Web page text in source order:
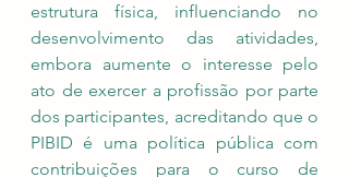
estrutura física, influenciando no
desenvolvimento das atividades,
embora aumente o interesse pelo
ato de exercer a profissão por parte
dos participantes, acreditando que o
PIBID é uma política pública com
contribuições para o curso de